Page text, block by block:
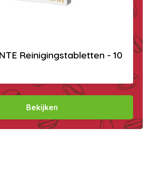
Reinigingstabletten - 10
Bekijken